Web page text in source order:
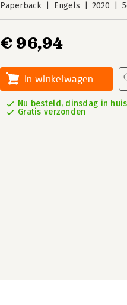
Paperback Engels 2020
€ 96,94
In winkelwagen
Nu besteld, dinsdag in huis
Gratis verzonden